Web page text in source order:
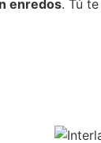
enredos. Tú